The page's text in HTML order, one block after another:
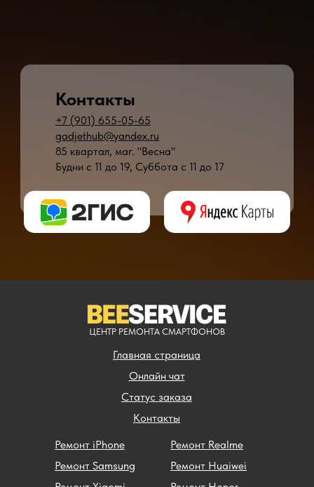
+7 (901) 655-05-65
gadjethub@yandex.ru
85 квартал, маг. "Весна"
Будни с 11 до 19, Суббота с 11 до 17
Контакты
Главная страница
Контакты
Статус заказа
Ремонт iPhone
Ремонт Samsung
Ремонт Realme
Ремонт Huaiwei
* - время ремонта может меняться в зависимости от модели устройства и
Онлайн чат
ЦЕНТР РЕМОНТА СМАРТФОНОВ